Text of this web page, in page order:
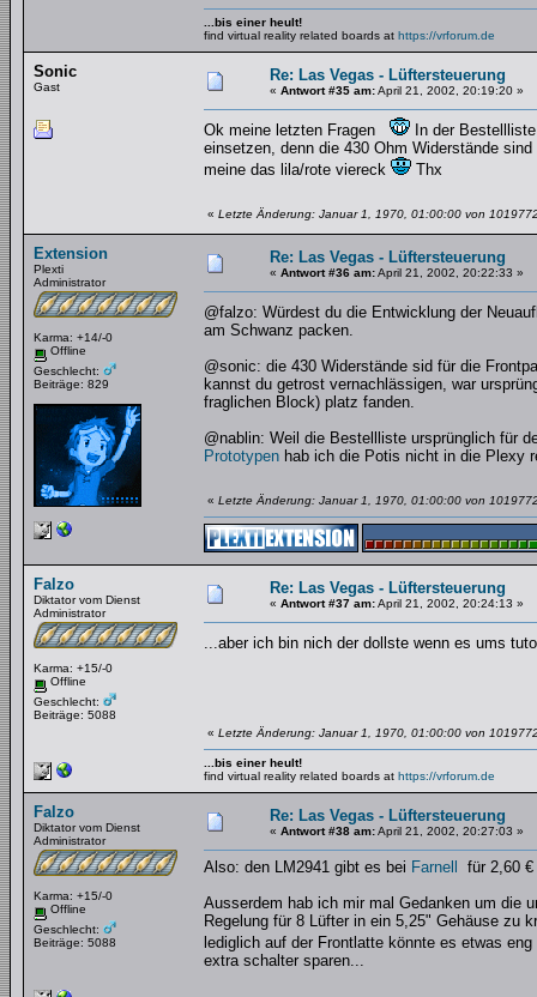
...bis einer heult!
find virtual reality related boards at https://vrforum.de
Sonic
Gast
Re: Las Vegas - Lüftersteuerung
« Antwort #35 am:April 21, 2002, 20:19:20 »
Ok meine letzten Fragen
In der
einsetzen, denn die 430 Ohm Widerstände
meine das lila/rote viereck
Thx
« Letzte Änderung: Januar 1, 1970, 01:00:00 von
Extension
Plexti
Administrator
Karma: +14/-0
Offline
Geschlecht:
Beiträge: 829
Re: Las Vegas - Lüftersteuerung
« Antwort #36 am:April 21, 2002, 20:22:33 »
@falzo: Würdest du die Entwicklung der
am Schwanz packen.
@sonic: die 430 Widerstände sid für die
kannst du getrost vernachlässigen, war
fraglichen Block) platz fanden.
@nablin: Weil die Bestellliste ursprünglich für
Prototypen hab ich die Potis nicht in die Plexy
« Letzte Änderung: Januar 1, 1970, 01:00:00 von
Falzo
Diktator vom Dienst
Administrator
Karma: +15/-0
Offline
Geschlecht:
Beiträge: 5088
Re: Las Vegas - Lüftersteuerung
« Antwort #37 am:April 21, 2002, 20:24:13 »
...aber ich bin nich der dollste wenn es ums
« Letzte Änderung: Januar 1, 1970, 01:00:00 von
...bis einer heult!
find virtual reality related boards at https://vrforum.de
Falzo
Diktator vom Dienst
Administrator
Karma: +15/-0
Offline
Geschlecht:
Beiträge: 5088
Re: Las Vegas - Lüftersteuerung
« Antwort #38 am:April 21, 2002, 20:27:03 »
Also: den LM2941 gibt es bei Farnell
für 2,60
Ausserdem hab ich mir mal Gedanken um die
Regelung für 8 Lüfter in ein 5,25" Gehäuse zu
lediglich auf der Frontlatte könnte es etwas
extra schalter sparen...